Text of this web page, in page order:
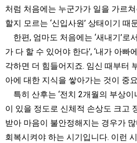
처럼 처음에는 누군가가 일을 가르
할지 모르는 ‘신입사원’ 상태이기 때
한편, 엄마도 처음에는 ‘새내기’로
가 다 할 수 있어야 한다’, ‘내가 아빠
각하면 더 힘들어지죠. 임신 때부터
아에 대한 지식을 쌓아가는 것이 중
특히 산후는 ‘전치 2개월의 부상이
이 있을 정도로 신체적 손상도 크고
받아 마음이 불안정해지는 경우가
회복시켜야 하는 시기입니다. 이런